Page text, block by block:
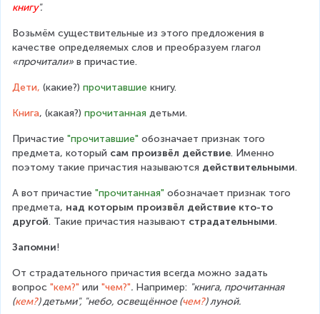
книгу".
Возьмём существительные из этого предложения в
качестве определяемых слов и преобразуем глагол
«прочитали» в причастие.
Дети, (какие?) прочитавшие книгу.
Книга, (какая?) прочитанная детьми.
Причастие "прочитавшие" обозначает признак того
предмета, который сам произвёл действие. Именно
поэтому такие причастия называются действительными.
А вот причастие "прочитанная" обозначает признак того
предмета, над которым произвёл действие кто-то
другой. Такие причастия называют страдательными.
Запомни!
От страдательного причастия всегда можно задать
вопрос "кем?" или "чем?". Например: "книга, прочитанная
(кем?) детьми", "небо, освещённое (чем?) луной.